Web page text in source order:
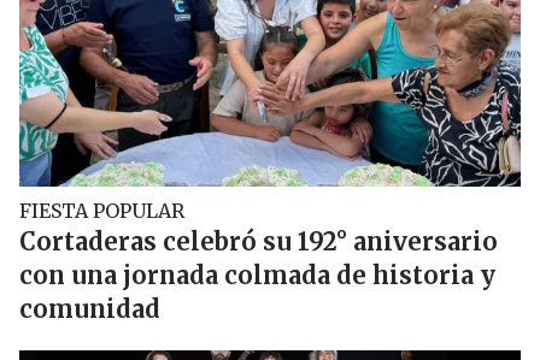
FIESTA POPULAR
Cortaderas celebró su 192° aniversario
con una jornada colmada de historia y
comunidad